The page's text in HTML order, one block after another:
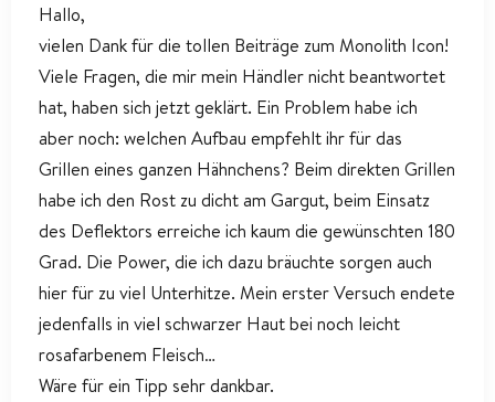
Hallo,
vielen Dank für die tollen Beiträge zum Monolith Icon!
Viele Fragen, die mir mein Händler nicht beantwortet
hat, haben sich jetzt geklärt. Ein Problem habe ich
aber noch: welchen Aufbau empfehlt ihr für das
Grillen eines ganzen Hähnchens? Beim direkten Grillen
habe ich den Rost zu dicht am Gargut, beim Einsatz
des Deflektors erreiche ich kaum die gewünschten 180
Grad. Die Power, die ich dazu bräuchte sorgen auch
hier für zu viel Unterhitze. Mein erster Versuch endete
jedenfalls in viel schwarzer Haut bei noch leicht
rosafarbenem Fleisch…
Wäre für ein Tipp sehr dankbar.